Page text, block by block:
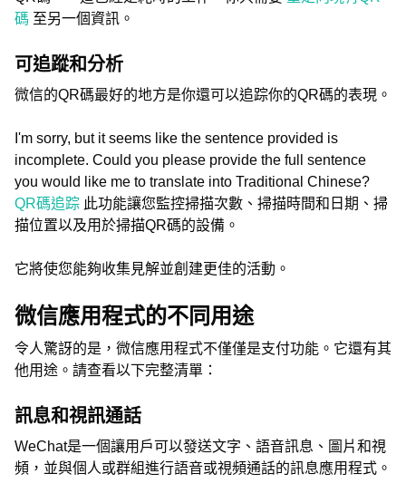
碼 至另一個資訊。
可追蹤和分析
微信的QR碼最好的地方是你還可以追踪你的QR碼的表現。
I'm sorry, but it seems like the sentence provided is
incomplete. Could you please provide the full sentence
you would like me to translate into Traditional Chinese?
QR碼追踪 此功能讓您監控掃描次數、掃描時間和日期、掃
描位置以及用於掃描QR碼的設備。
它將使您能夠收集見解並創建更佳的活動。
微信應用程式的不同用途
令人驚訝的是，微信應用程式不僅僅是支付功能。它還有其
他用途。請查看以下完整清單：
訊息和視訊通話
WeChat是一個讓用戶可以發送文字、語音訊息、圖片和視
頻，並與個人或群組進行語音或視頻通話的訊息應用程式。